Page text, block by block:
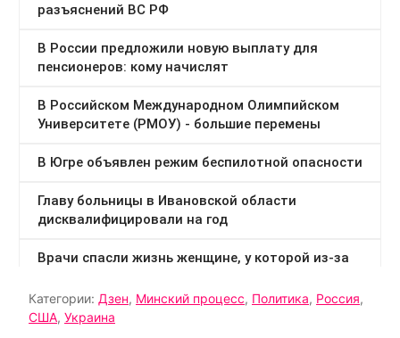
Категории: Дзен, Минский процесс, Политика, Россия,
США, Украина